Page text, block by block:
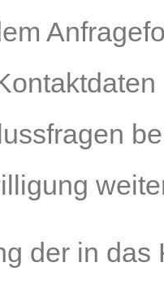
der in